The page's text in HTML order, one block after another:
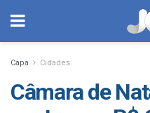
Capa Cidades
Câmara de